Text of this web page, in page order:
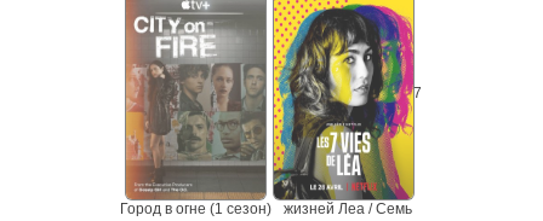
Город в огне (1 сезон)
7
жизней Леа / Семь